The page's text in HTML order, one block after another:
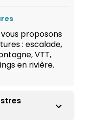
proposons
: escalade,
VTT,
en rivière.